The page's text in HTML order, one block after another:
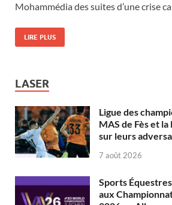
Mohammédia des suites d’une crise
LIRE PLUS
LASER
Ligue des
MAS de Fès et
sur leurs
7 août 2026
Sports
aux